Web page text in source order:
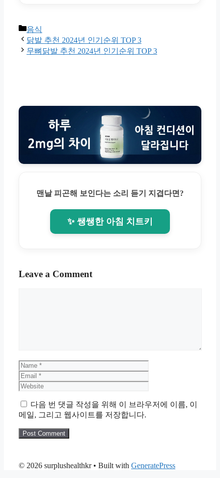
Categories
음식
닭발 추천 2024년 인기순위 TOP 3
무뼈닭발 추천 2024년 인기순위 TOP 3
맨날 피곤해 보인다는 소리 듣기 지겹다면?
✨ 쌩쌩한 아침 치트키
Leave a Comment
Name
다음 번 댓글 작성을 위해 이 브라우저에 이름, 이
메일, 그리고 웹사이트를 저장합니다.
© 2026 surplushealthkr• Built with GeneratePress